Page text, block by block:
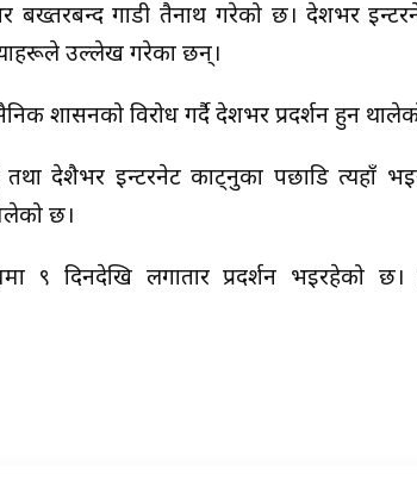
बख्तरबन्द गाडी तैनाथ गरेको छ। देशभर
उल्लेख गरेका छन्।
शासनको विरोध गर्दै देशभर प्रदर्शन हुन
देशैभर इन्टरनेट काट्नुका पछाडि त्यहाँ
छ।
९ दिनदेखि लगातार प्रदर्शन भइरहेको छ।